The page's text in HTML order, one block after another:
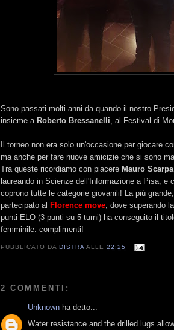
Sono passati molti anni da quando il nostro
insieme a Roberto Bressanelli , al Festival di
Il torneo non era solo un'occasione per giocare
ma anche per fare nuove amicizie che si sono
Tra queste ricordiamo con piacere Mauro Scarpa
laureando in Scienze dell'Informazione a Pisa, e
coprono tutte le categorie giovanili! La più
partecipato al Florence move , dove superando
punti ELO (3 punti su 5 turni) ha conseguito il
femminile: complimenti!
PUBBLICATO DA DISTRA ALLE22:25
2 COMMENTI:
Unknown ha detto...
Water resistance and the drilled lugs